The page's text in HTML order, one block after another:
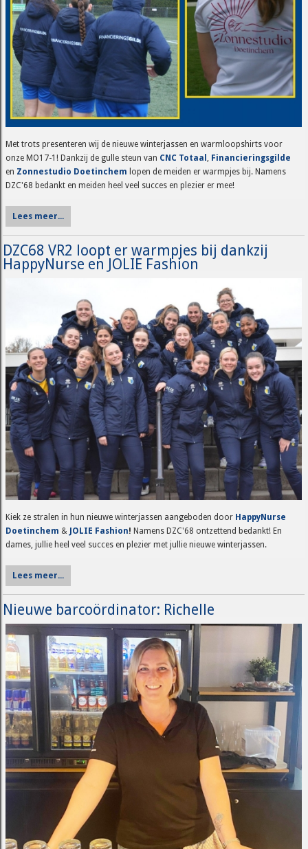
Met trots presenteren wij de nieuwe winterjassen en warmloopshirts voor
onze MO17-1! Dankzij de gulle steun van CNC Totaal, Financieringsgilde
en Zonnestudio Doetinchem lopen de meiden er warmpjes bij. Namens
DZC'68 bedankt en meiden heel veel succes en plezier er mee!
Lees meer...
DZC68 VR2 loopt er warmpjes bij dankzij
HappyNurse en JOLIE Fashion
Kiek ze stralen in hun nieuwe winterjassen aangeboden door HappyNurse
Doetinchem & JOLIE Fashion!Namens DZC'68 ontzettend bedankt! En
dames, jullie heel veel succes en plezier met jullie nieuwe winterjassen.
Lees meer...
Nieuwe barcoördinator: Richelle